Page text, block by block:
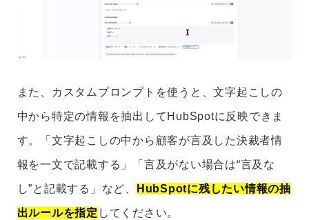
また、カスタムプロンプトを使うと、文字起こしの
中から特定の情報を抽出してHubSpotに反映できま
す。「文字起こしの中から顧客が言及した決裁者情
報を一文で記載する」「言及がない場合は“言及な
し”と記載する」など、 HubSpotに残したい情報の抽
出ルールを指定 してください。